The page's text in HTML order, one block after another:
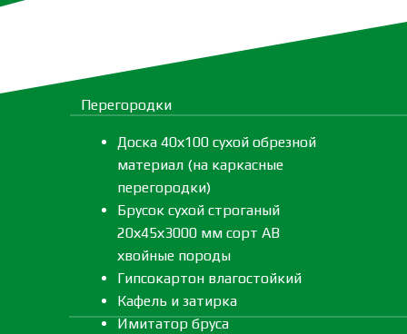
Перегородки
Доска 40х100 сухой обрезной
материал (на каркасные
перегородки)
Брусок сухой строганый
20х45х3000 мм сорт АВ
хвойные породы
Гипсокартон влагостойкий
Кафель и затирка
Имитатор бруса